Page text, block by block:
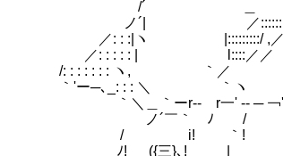
＿ |: : :
´| ／::::::l _
: :|ヽ |:::::::::/ ,／￣
: : : : : | l::::／
: : : : : ヽ, ｀／
─､_: : : ＼ ｀ヽ ..... : :／
＿｀ーr-- r一' -- ─ ￢'´
´￣｀ゝﾉ /
｀! . . . . : :
({三}､! | . . . .: